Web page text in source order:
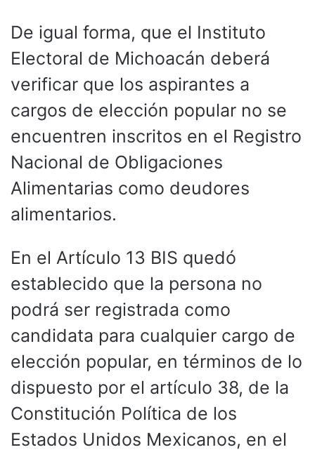
De igual forma, que el Instituto
Electoral de Michoacán deberá
verificar que los aspirantes a
cargos de elección popular no se
encuentren inscritos en el Registro
Nacional de Obligaciones
Alimentarias como deudores
alimentarios.
En el Artículo 13 BIS quedó
establecido que la persona no
podrá ser registrada como
candidata para cualquier cargo de
elección popular, en términos de lo
dispuesto por el artículo 38, de la
Constitución Política de los
Estados Unidos Mexicanos, en el